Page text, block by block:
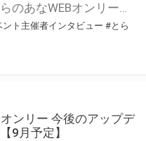
こんにちは、とらのあなWEBオンリー運営スタッフです。 新たにお届けする、イベント主催者インタビュー-マルシェ編-は、 とらのあなWEBオンリー「マルシェ」をご利用した主催様に 「マルシェ」を使って開催した感想や心がけをお聞きする企画です。 今回は、WEBオンリー開催7回目迎えた「マレシルプラン – Online7 –」より、 主催の玉川うた様にお話を伺いました。 ▼マレシルプランのインタビュー前回記事 「イベント主催者インタビュー vol.6」はこちら 協力：玉川うた様（マレシルプラン実行委員会 代表）／イベント公式Twitter（@mallesil_plan） とらのあなWEBオンリー「マルシェ」とは？ WEBオンリーでリアルタイムでコミュニケーションがとれるオンライン会場です。
ント主催者インタビュー #とら
ンリー 今後のアップデ
9月予定】